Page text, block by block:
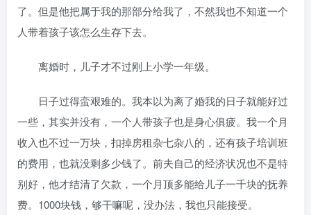
了。但是他把属于我的那部分给我了，不然我也不知道一个
人带着孩子该怎么生存下去。
离婚时，儿子才不过刚上小学一年级。
日子过得蛮艰难的。我本以为离了婚我的日子就能好过
一些，其实并没有，一个人带孩子也是身心俱疲。我一个月
收入也不过一万块，扣掉房租杂七杂八的，还有孩子培训班
的费用，也就没剩多少钱了。前夫自己的经济状况也不是特
别好，他才结清了欠款，一个月顶多能给儿子一千块的抚养
费。1000块钱，够干嘛呢，没办法，我也只能接受。